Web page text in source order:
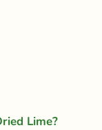
Lime?